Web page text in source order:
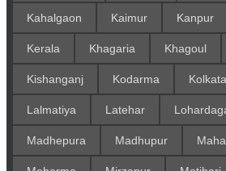
Kahalgaon Kaimur Kanpur
Kerala Khagaria Khagoul
Kishanganj Kodarma Kolkata
Lalmatiya Latehar
Madhepura Madhupur